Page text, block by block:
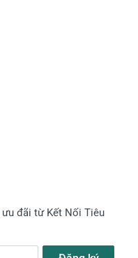
đãi từ Kết Nối Tiêu